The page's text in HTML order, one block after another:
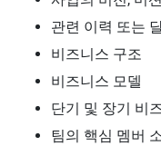
관련 이력 또는
비즈니스 구조
비즈니스 모델
단기 및 장기 비
팀의 핵심 멤버